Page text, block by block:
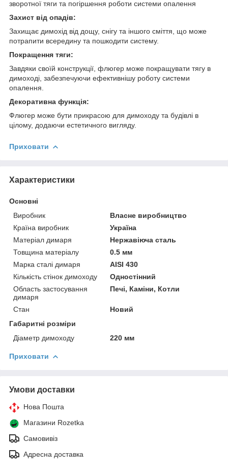
зворотної тяги та погіршення роботи системи опалення
Захист від опадів:
Захищає димохід від дощу, снігу та іншого сміття, що може
потрапити всередину та пошкодити систему.
Покращення тяги:
Завдяки своїй конструкції, флюгер може покращувати тягу в
димоході, забезпечуючи ефективнішу роботу системи
опалення.
Декоративна функція:
Флюгер може бути прикрасою для димоходу та будівлі в
цілому, додаючи естетичного вигляду.
Приховати
Характеристики
Основні
Виробник
Власне виробництво
Країна виробник
Україна
Матеріал димаря
Нержавіюча сталь
Товщина матеріалу
0.5 мм
Марка сталі димаря
AISI 430
Кількість стінок димоходу
Одностінний
Область застосування
димаря
Печі, Каміни, Котли
Стан
Новий
Габаритні розміри
Діаметр димоходу
220 мм
Приховати
Умови доставки
Нова Пошта
Магазини Rozetka
Самовивіз
Адресна доставка